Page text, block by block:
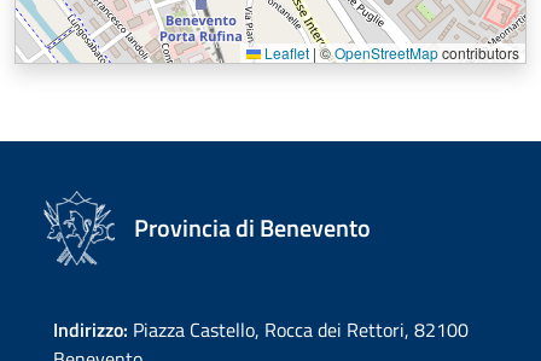
Leaflet |©OpenStreetMapcontributors
Provincia di Benevento
Indirizzo: Piazza Castello, Rocca dei Rettori, 82100